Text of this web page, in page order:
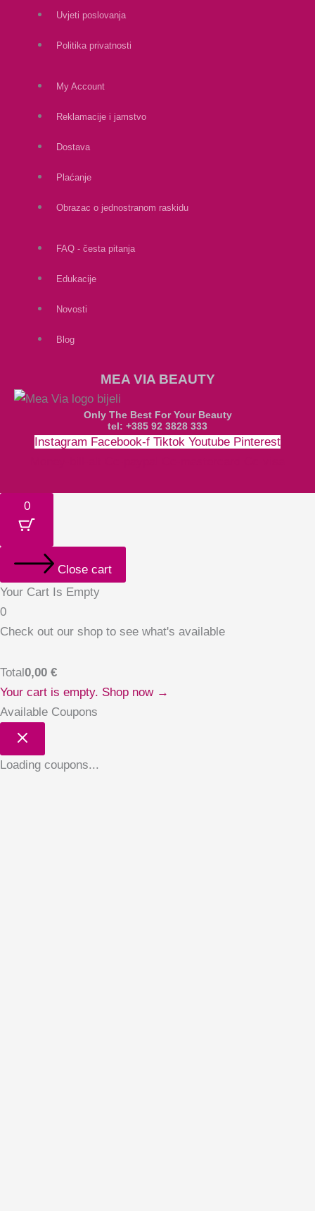
Uvjeti poslovanja
Politika privatnosti
My Account
Reklamacije i jamstvo
Dostava
Plaćanje
Obrazac o jednostranom raskidu
FAQ - česta pitanja
Edukacije
Novosti
Blog
MEA VIA BEAUTY
Only The Best For Your Beauty
tel: +385 92 3828 333
Instagram Facebook-f Tiktok Youtube Pinterest
0
Close cart
Your Cart Is Empty
0
Check out our shop to see what's available
Total0,00 €
Your cart is empty. Shop now →
Available Coupons
Loading coupons...